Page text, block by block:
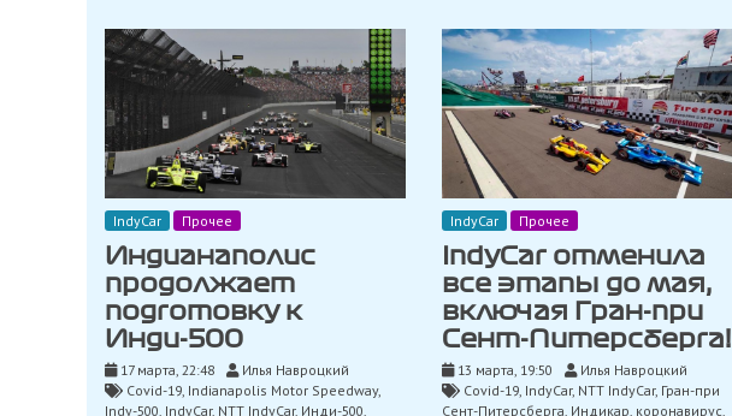
IndyCar Прочее
Индианаполис
продолжает
подготовку к
Инди-500
17 марта, 22:48
Илья Навроцкий
Covid-19 Indianapolis Motor Speedway,
Indy-500 IndyCar, NTT IndyCar, Инди-500
IndyCar Прочее
IndyCar отменила
все этапы до мая,
включая Гран-при
Сент-Питерсберга!
13 марта, 19:50
Илья Навроцкий
Covid-19, IndyCar, NTT IndyCar, Гран-при
Сент-Питерсберга Индикар коронавирус